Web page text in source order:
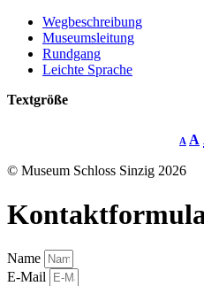
Wegbeschreibung
Museumsleitung
Rundgang
Leichte Sprache
Textgröße
Afont
A
© Museum Schloss Sinzig 2026
Name
E-Mail